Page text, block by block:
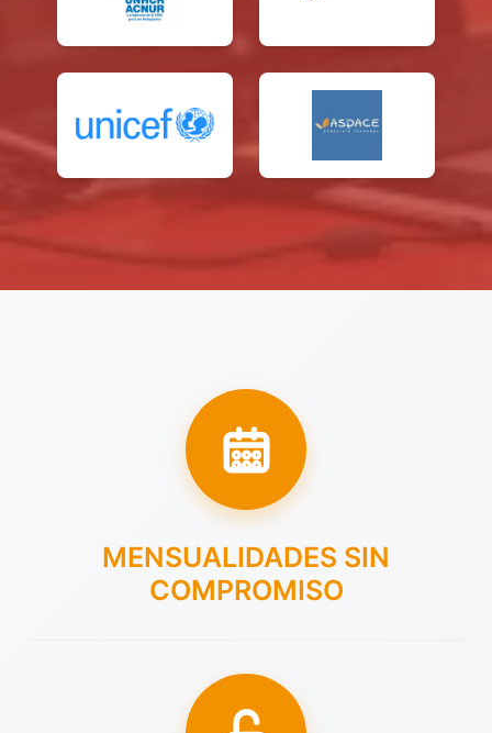
MENSUALIDADES SIN
COMPROMISO